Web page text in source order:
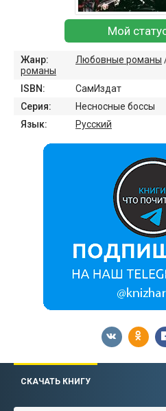
Мой
Жанр: Любовные романы
романы
ISBN:
СамИздат
Серия:
Несносные боссы
Язык:
Русский
СКАЧАТЬ КНИГУ